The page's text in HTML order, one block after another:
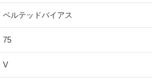
ベルテッドバイアス
75
V